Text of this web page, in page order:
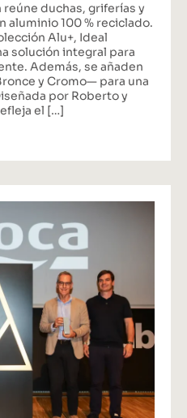
duchas, griferías y
aluminio 100 % reciclado.
Alu+, Ideal
solución integral para
Además, se añaden
y Cromo— para una
por Roberto y
el […]